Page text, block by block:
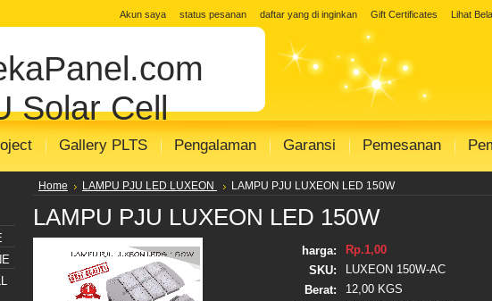
Toko Solar Cell jual solar panel Distributor
toko panel surya Distributor PJU
SHS SISTEM modul solar panel
Akun saya status pesanan daftar yang di inginkan Gift Certificates Lihat
Solar Cell
Gallery PLTS Pengalaman Garansi Pemesanan
Home LAMPU PJU LED LUXEON LAMPU PJU LUXEON LED 150W
LAMPU PJU LUXEON LED 150W
harga:
Rp.1,00
SKU:
LUXEON 150W-AC
Berat:
12,00 KGS